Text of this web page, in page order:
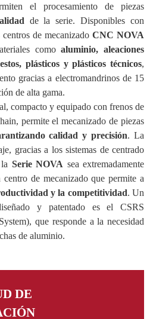
el procesamiento de piezas
de la serie. Disponibles con
de mecanizado CNC NOVA
comoaluminio, aleaciones
plásticos y plásticos técnicos,
gracias a electromandrinos de 15
de alta gama.
compacto y equipado con frenos de
permite el mecanizado de piezas
calidad y precisión. La
gracias a los sistemas de centrado
Serie NOVA sea extremadamente
de mecanizado que permite a
y la competitividad. Un
y patentado es el CSRS
que responde a la necesidad
de aluminio.
DE